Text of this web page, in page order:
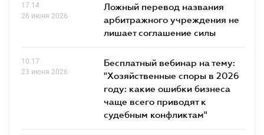
17.14
26 июня 2026
Ложный перевод названия
арбитражного учреждения не
лишает соглашение силы
10.17
23 июня 2026
Бесплатный вебинар на тему:
"Хозяйственные споры в 2026
году: какие ошибки бизнеса
чаще всего приводят к
судебным конфликтам"